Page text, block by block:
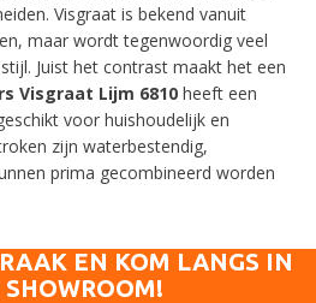
Visgraat is bekend vanuit
maar wordt tegenwoordig veel
Juist het contrast maakt het een
Visgraat Lijm 6810 heeft een
voor huishoudelijk en
zijn waterbestendig,
prima gecombineerd worden
EN KOM LANGS IN